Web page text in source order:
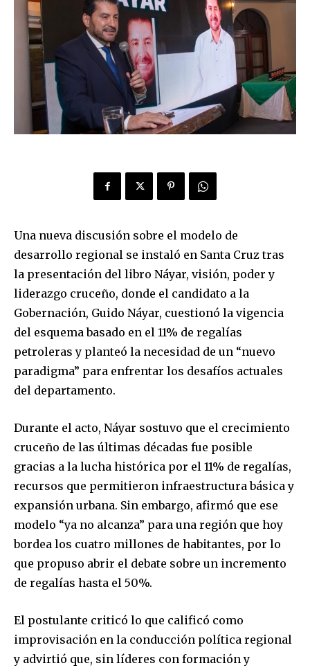
Una nueva discusión sobre el modelo de
desarrollo regional se instaló en Santa Cruz tras
la presentación del libro Náyar, visión, poder y
liderazgo cruceño, donde el candidato a la
Gobernación, Guido Náyar, cuestionó la vigencia
del esquema basado en el 11% de regalías
petroleras y planteó la necesidad de un “nuevo
paradigma” para enfrentar los desafíos actuales
del departamento.
Durante el acto, Náyar sostuvo que el crecimiento
cruceño de las últimas décadas fue posible
gracias a la lucha histórica por el 11% de regalías,
recursos que permitieron infraestructura básica y
expansión urbana. Sin embargo, afirmó que ese
modelo “ya no alcanza” para una región que hoy
bordea los cuatro millones de habitantes, por lo
que propuso abrir el debate sobre un incremento
de regalías hasta el 50%.
El postulante criticó lo que calificó como
improvisación en la conducción política regional
y advirtió que, sin líderes con formación y